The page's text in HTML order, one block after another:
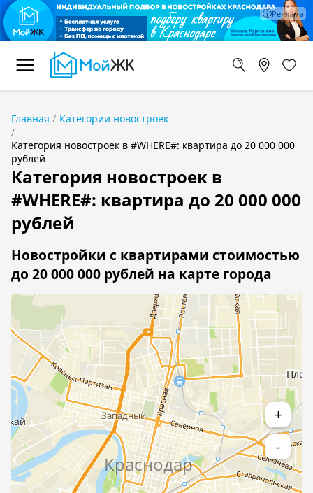
Главная
Категории новостроек
Категория новостроек в #WHERE#: квартира до 20 000 000
рублей
Категория новостроек в
#WHERE#: квартира до 20 000 000
рублей
Новостройки с квартирами стоимостью
до 20 000 000 рублей на карте города
+
-